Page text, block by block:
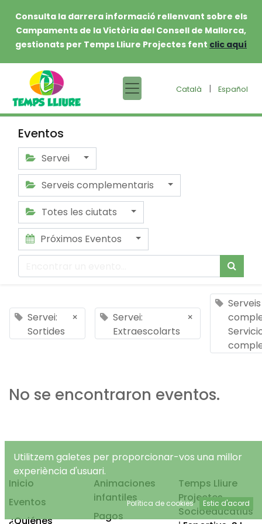
Consulta la darrera informació rellenvant sobre els
Campaments de la Victòria del Consell de Mallorca,
gestionats per Temps Lliure Projectes fent clic aquí
Català | Español
Eventos
Servei
Serveis complementaris
Totes les ciutats
Próximos Eventos
Servei:
Sortides
×
Servei:
Extraescolarts
×
Serveis
No se encontraron eventos.
Inicio
Eventos
¿Quiénes
Animaciones
infantiles
Pagos
Temps Lliure
Projectes
Socioeducatius
Utilitzem galetes per proporcionar-vos una millor
experiència d'usuari.
Política de cookies Estic d'acord